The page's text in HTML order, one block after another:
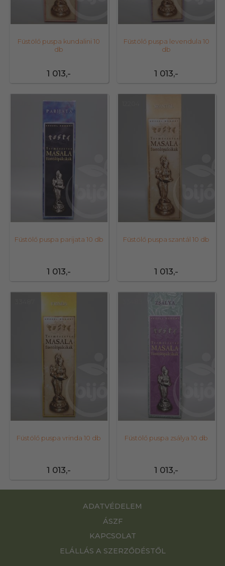
1 013,-
Füstölő puspa kundalini 10
db
1 013,-
Füstölő puspa levendula 10
db
1 013,-
Füstölő puspa parijata 10 db
1 013,-
Füstölő puspa szantál 10 db
1 013,-
Füstölő puspa vrinda 10 db
1 013,-
Füstölő puspa zsálya 10 db
ADATVÉDELEM
ÁSZF
KAPCSOLAT
ELÁLLÁS A SZERZŐDÉSTŐL